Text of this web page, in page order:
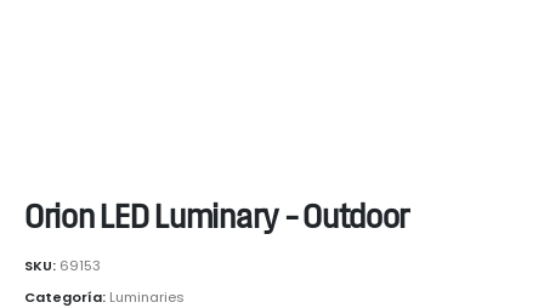
Orion LED Luminary – Outdoor
SKU: 69153
Categoría: Luminaries